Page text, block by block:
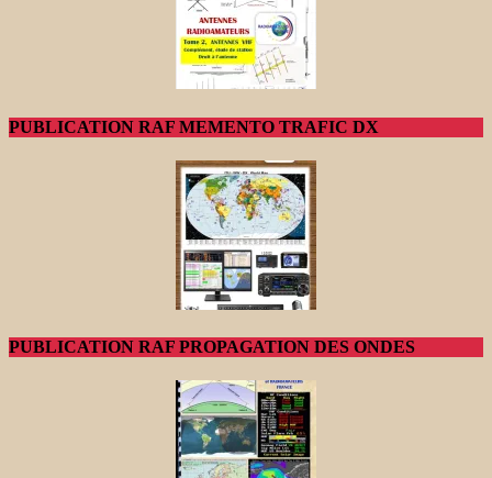
PUBLICATION RAF MEMENTO TRAFIC DX
PUBLICATION RAF PROPAGATION DES ONDES